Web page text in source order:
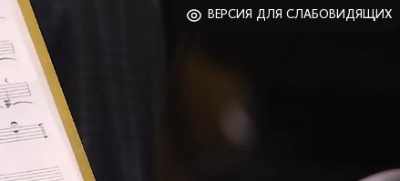
ВЕРСИЯ ДЛЯ СЛАБОВИДЯЩИХ